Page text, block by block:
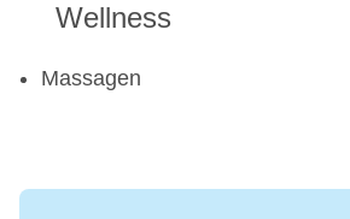
Aerobic
Fitnessraum
Wellness
Massagen